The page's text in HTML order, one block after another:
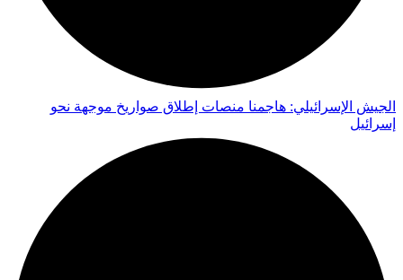
الجيش الإسرائيلي: هاجمنا منصات إطلاق صواريخ موجهة نحو
إسرائيل